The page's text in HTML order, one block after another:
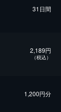
31日間
2,189円
（税込）
1,200円分